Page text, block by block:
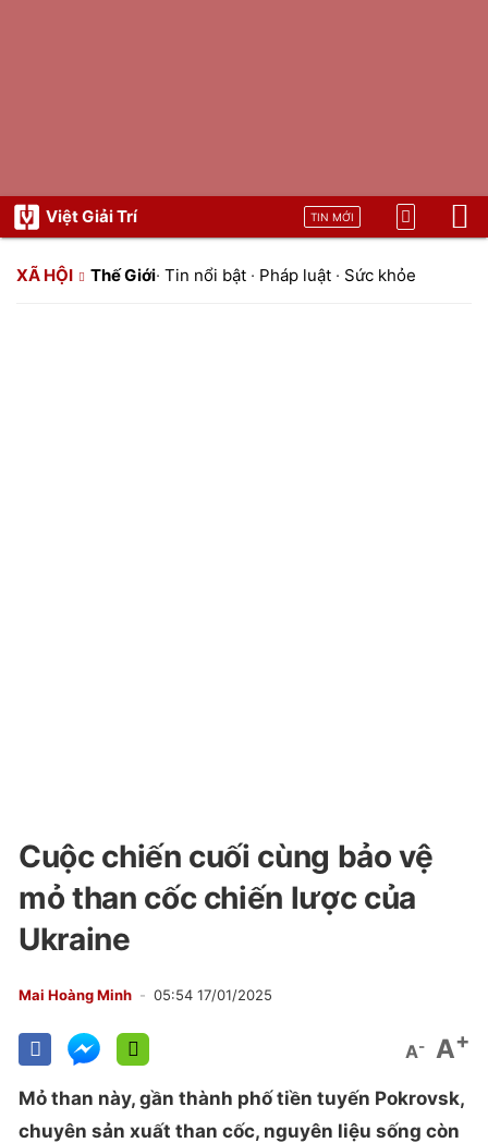
Việt Giải Trí TIN MỚI
XÃ HỘI Thế Giới· Tin nổi bật · Pháp luật · Sức khỏe
Cuộc chiến cuối cùng bảo vệ
mỏ than cốc chiến lược của
Ukraine
Mai Hoàng Minh 05:54 17/01/2025
A- A+
Mỏ than này, gần thành phố tiền tuyến Pokrovsk,
chuyên sản xuất than cốc, nguyên liệu sống còn